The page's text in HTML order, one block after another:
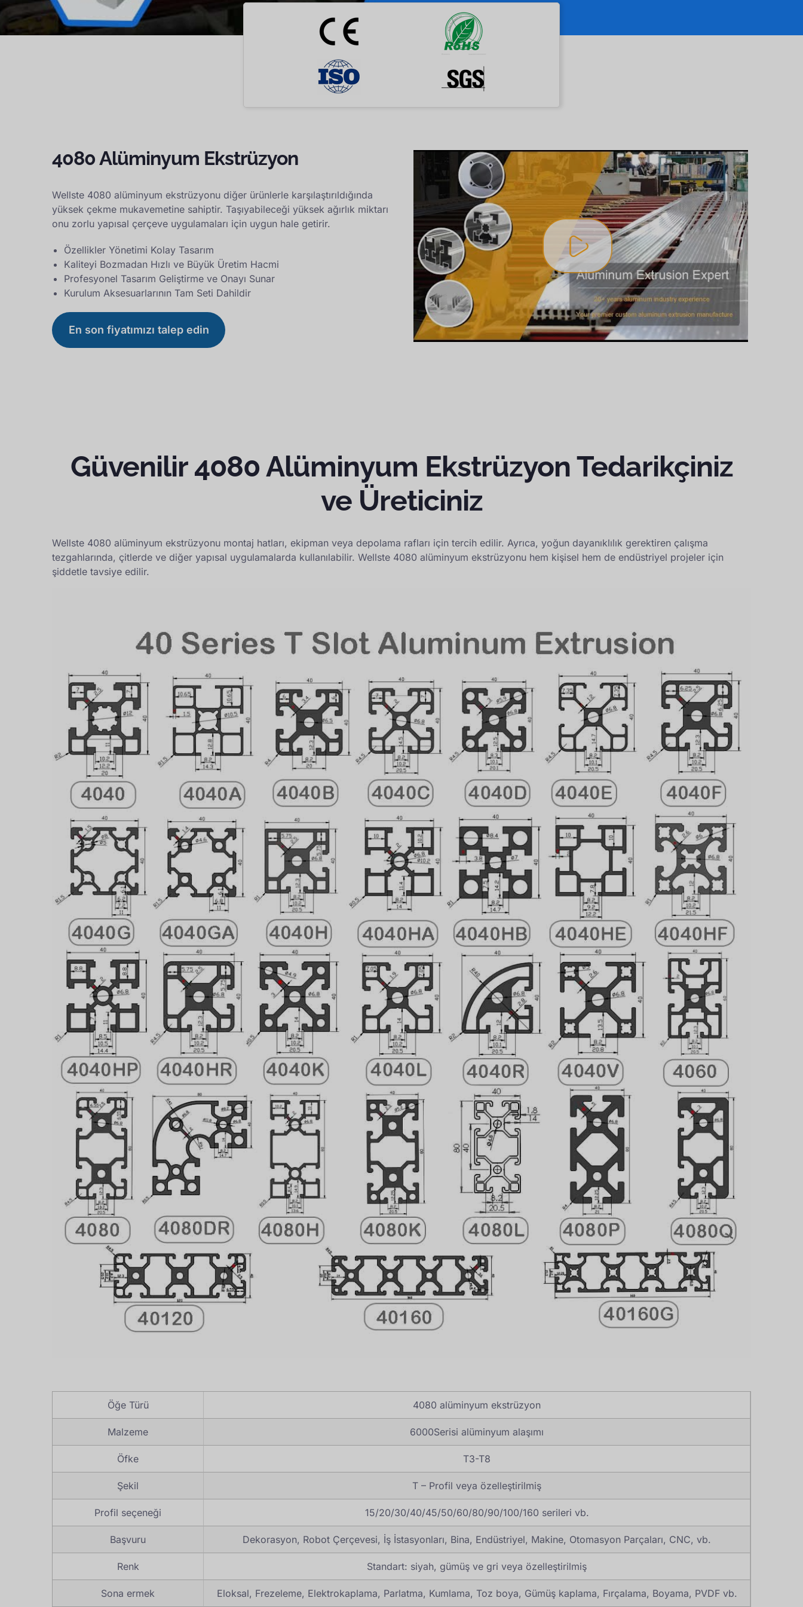
4080 Alüminyum Ekstrüzyon
Wellste 4080 alüminyum ekstrüzyonu diğer ürünlerle karşılaştırıldığında
yüksek çekme mukavemetine sahiptir. Taşıyabileceği yüksek ağırlık miktarı
onu zorlu yapısal çerçeve uygulamaları için uygun hale getirir.
Özellikler Yönetimi Kolay Tasarım
Kaliteyi Bozmadan Hızlı ve Büyük Üretim Hacmi
Profesyonel Tasarım Geliştirme ve Onayı Sunar
Kurulum Aksesuarlarının Tam Seti Dahildir
En son fiyatımızı talep edin
Güvenilir 4080 Alüminyum Ekstrüzyon Tedarikçiniz
ve Üreticiniz
Wellste 4080 alüminyum ekstrüzyonu montaj hatları, ekipman veya depolama rafları için tercih edilir. Ayrıca, yoğun dayanıklılık gerektiren çalışma
tezgahlarında, çitlerde ve diğer yapısal uygulamalarda kullanılabilir. Wellste 4080 alüminyum ekstrüzyonu hem kişisel hem de endüstriyel projeler için
şiddetle tavsiye edilir.
Öğe Türü 4080 alüminyum ekstrüzyon
Malzeme 6000Serisi alüminyum alaşımı
Öfke T3-T8
Şekil T – Profil veya özelleştirilmiş
Profil seçeneği 15/20/30/40/45/50/60/80/90/100/160 serileri vb.
Başvuru Dekorasyon, Robot Çerçevesi, İş İstasyonları, Bina, Endüstriyel, Makine, Otomasyon Parçaları, CNC, vb.
Renk Standart: siyah, gümüş ve gri veya özelleştirilmiş
Sona ermek Eloksal, Frezeleme, Elektrokaplama, Parlatma, Kumlama, Toz boya, Gümüş kaplama, Fırçalama, Boyama, PVDF vb.